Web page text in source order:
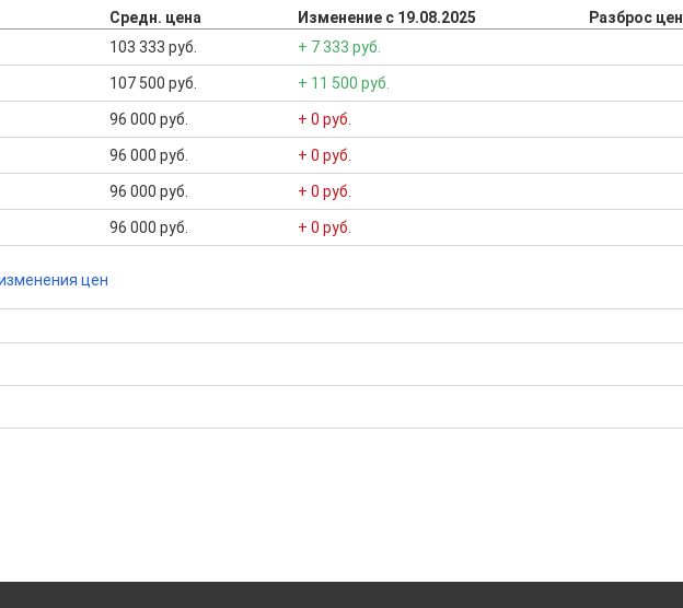
Средн. цена Изменение с 19.08.2025 Разброс цен
103 333 руб. + 7 333 руб.
107 500 руб. + 11 500 руб.
96 000 руб. + 0 руб.
96 000 руб. + 0 руб.
96 000 руб. + 0 руб.
96 000 руб. + 0 руб.
цен
подходящего вам варианта